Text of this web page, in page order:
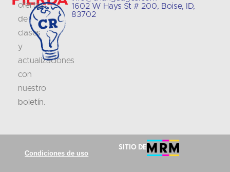
ofertas
de
clases
y
actualizaciones
con
nuestro
boletín.
1602 W Hays St # 200, Boise, ID,
83702
Condiciones de uso
Sitio de